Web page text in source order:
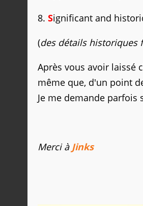
8. Significant and
(des détails historiques
Après vous avoir laissé
même que, d'un point
Je me demande
Merci à Jinks